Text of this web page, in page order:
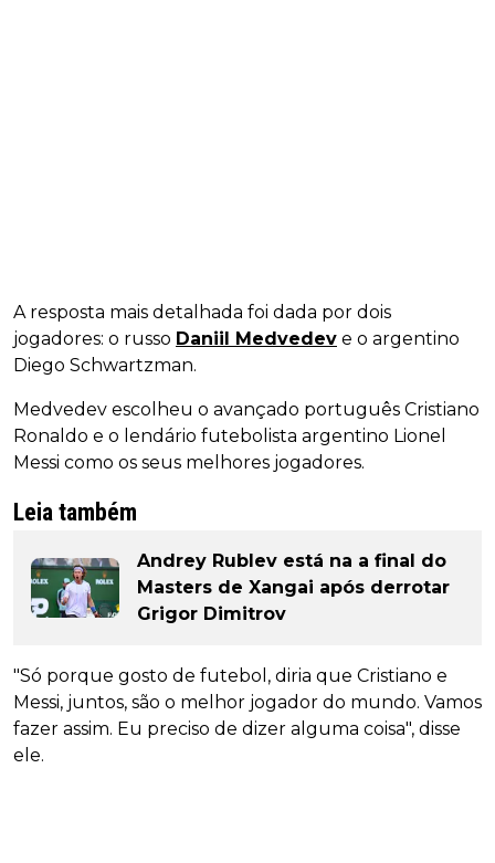
A resposta mais detalhada foi dada por dois
jogadores: o russo Daniil Medvedev e o argentino
Diego Schwartzman.
Medvedev escolheu o avançado português Cristiano
Ronaldo e o lendário futebolista argentino Lionel
Messi como os seus melhores jogadores.
Leia também
Andrey Rublev está na a final do
Masters de Xangai após derrotar
Grigor Dimitrov
"Só porque gosto de futebol, diria que Cristiano e
Messi, juntos, são o melhor jogador do mundo. Vamos
fazer assim. Eu preciso de dizer alguma coisa", disse
ele.